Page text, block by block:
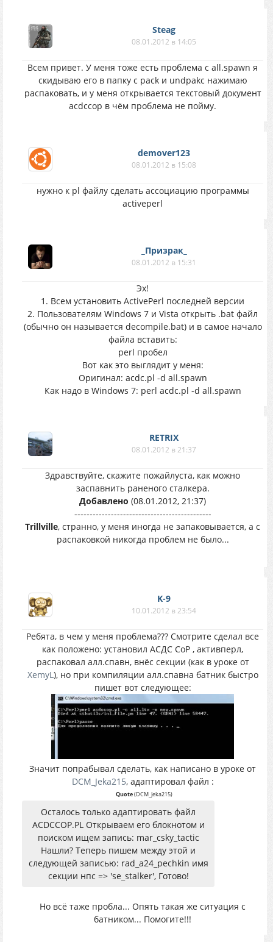
Steag
08.01.2012 в 14:05
Всем привет. У меня тоже есть проблема с all.spawn я
скидываю его в папку с pack и undpakc нажимаю
распаковать, и у меня открывается текстовый документ
acdccop в чём проблема не пойму.
demover123
08.01.2012 в 15:08
нужно к pl файлу сделать ассоциацию программы
activeperl
_Призрак_
08.01.2012 в 15:31
Эх!
1. Всем установить ActivePerl последней версии
2. Пользователям Windows 7 и Vista открыть .bat файл
(обычно он называется decompile.bat) и в самое начало
файла вставить:
perl пробел
Вот как это выглядит у меня:
Оригинал: acdc.pl -d all.spawn
Как надо в Windows 7: perl acdc.pl -d all.spawn
RETRIX
08.01.2012 в 21:37
Здравствуйте, скажите пожайлуста, как можно
заспавнить раненого сталкера.
Добавлено (08.01.2012, 21:37)
---------------------------------------------
Trillville, странно, у меня иногда не запаковывается, а с
распаковкой никогда проблем не было...
K-9
10.01.2012 в 23:54
Ребята, в чем у меня проблема??? Смотрите сделал все
как положено: установил АСДС СoP , активперл,
распаковал алл.спавн, внёс секции (как в уроке от
XemyL), но при компиляции алл.спавна батник быстро
пишет вот следующее:
Значит попрабывал сделать, как написано в уроке от
DCM_Jeka215, адаптировал файл :
Quote(DCM_Jeka215)
Осталось только адаптировать файл
ACDCCOP.PL Открываем его блокнотом и
поиском ищем запись: mar_csky_tactic
Нашли? Теперь пишем между этой и
следующей записью: rad_a24_pechkin имя
секции нпс => 'se_stalker', Готово!
Но всё таже пробла... Опять такая же ситуация с
батником... Помогите!!!